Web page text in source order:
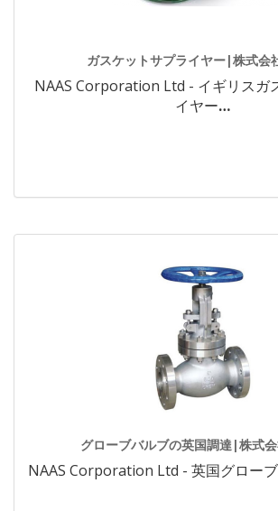
ガスケットサプライヤー|株式会
NAAS Corporation Ltd - イギリスガ
イヤー…
グローブバルブの英国調達|株式
NAAS Corporation Ltd - 英国グロー